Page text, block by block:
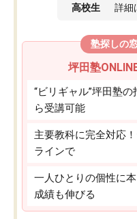
高校生 詳細
塾探しの
坪田塾
“ビリギャル”坪田塾
ら受講可能
主要教科に完全対応
ラインで
一人ひとりの個性に
成績も伸びる